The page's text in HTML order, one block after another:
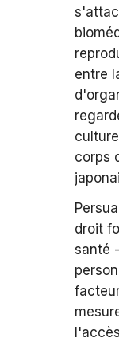
entre
corps
droit
santé